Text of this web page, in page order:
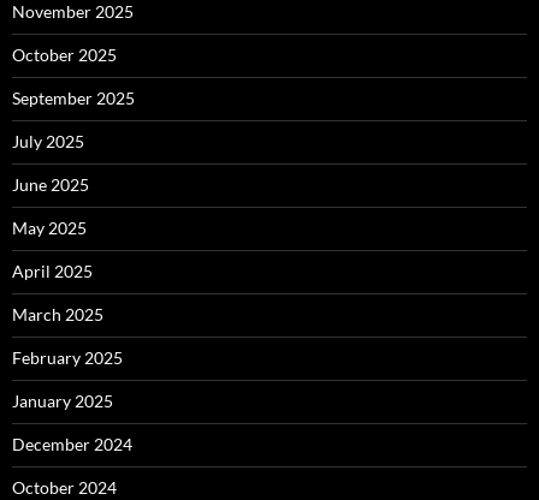
November 2025
October 2025
September 2025
July 2025
June 2025
May 2025
April 2025
March 2025
February 2025
January 2025
December 2024
October 2024